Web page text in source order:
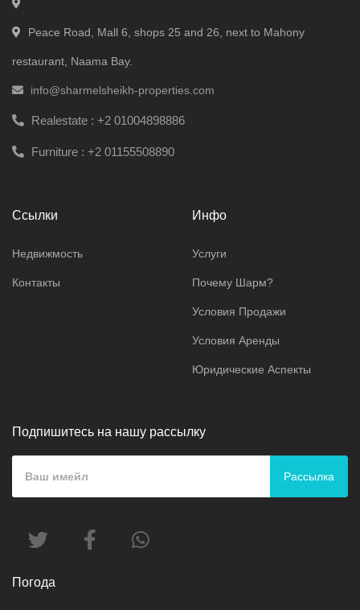
Peace Road, Mall 6, shops 25 and 26, next to Mahony
restaurant, Naama Bay.
info@sharmelsheikh-properties.com
Realestate : +2 01004898886
Furniture : +2 01155508890
Ссылки
Недвижмость
Контакты
Инфо
Услуги
Почему Шарм?
Условия Продажи
Условия Аренды
Юридические Аспекты
Подпишитесь на нашу рассылку
Рассылка
Погода